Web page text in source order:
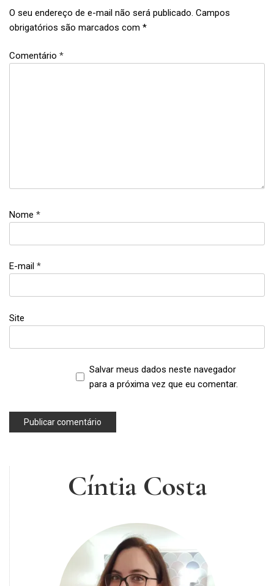
O seu endereço de e-mail não será publicado. Campos
obrigatórios são marcados com *
Comentário *
Nome *
E-mail *
Site
Salvar meus dados neste navegador
para a próxima vez que eu comentar.
Cíntia Costa